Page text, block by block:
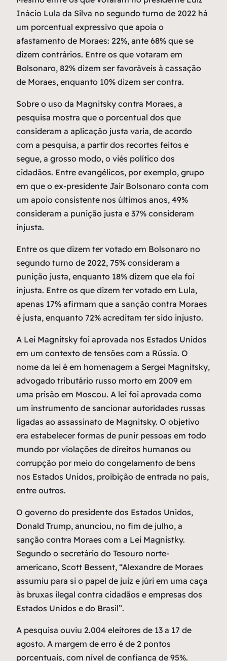
Inácio Lula da Silva no segundo turno de 2022 há
um porcentual expressivo que apoia o
afastamento de Moraes: 22%, ante 68% que se
dizem contrários. Entre os que votaram em
Bolsonaro, 82% dizem ser favoráveis à cassação
de Moraes, enquanto 10% dizem ser contra.
Sobre o uso da Magnitsky contra Moraes, a
pesquisa mostra que o porcentual dos que
consideram a aplicação justa varia, de acordo
com a pesquisa, a partir dos recortes feitos e
segue, a grosso modo, o viés político dos
cidadãos. Entre evangélicos, por exemplo, grupo
em que o ex-presidente Jair Bolsonaro conta com
um apoio consistente nos últimos anos, 49%
consideram a punição justa e 37% consideram
injusta.
Entre os que dizem ter votado em Bolsonaro no
segundo turno de 2022, 75% consideram a
punição justa, enquanto 18% dizem que ela foi
injusta. Entre os que dizem ter votado em Lula,
apenas 17% afirmam que a sanção contra Moraes
é justa, enquanto 72% acreditam ter sido injusto.
A Lei Magnitsky foi aprovada nos Estados Unidos
em um contexto de tensões com a Rússia. O
nome da lei é em homenagem a Sergei Magnitsky,
advogado tributário russo morto em 2009 em
uma prisão em Moscou. A lei foi aprovada como
um instrumento de sancionar autoridades russas
ligadas ao assassinato de Magnitsky. O objetivo
era estabelecer formas de punir pessoas em todo
mundo por violações de direitos humanos ou
corrupção por meio do congelamento de bens
nos Estados Unidos, proibição de entrada no país,
entre outros.
O governo do presidente dos Estados Unidos,
Donald Trump, anunciou, no fim de julho, a
sanção contra Moraes com a Lei Magnistky.
Segundo o secretário do Tesouro norte-
americano, Scott Bessent, “Alexandre de Moraes
assumiu para si o papel de juiz e júri em uma caça
às bruxas ilegal contra cidadãos e empresas dos
Estados Unidos e do Brasil”.
A pesquisa ouviu 2.004 eleitores de 13 a 17 de
agosto. A margem de erro é de 2 pontos
porcentuais, com nível de confiança de 95%.